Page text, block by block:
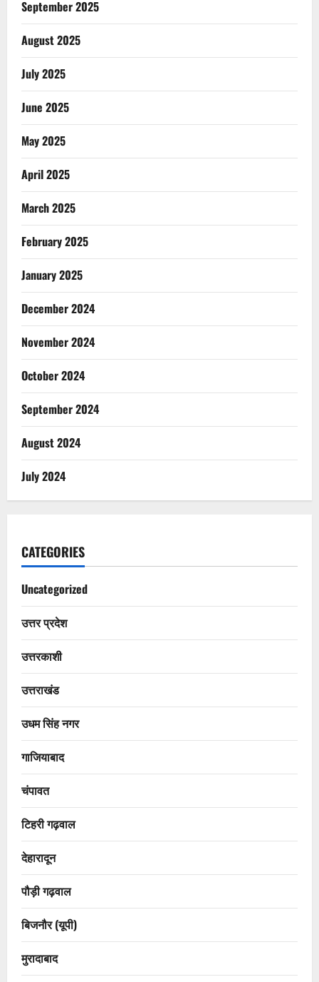
September 2025
August 2025
July 2025
June 2025
May 2025
April 2025
March 2025
February 2025
January 2025
December 2024
November 2024
October 2024
September 2024
August 2024
July 2024
CATEGORIES
Uncategorized
उत्तर प्रदेश
उत्तरकाशी
उत्तराखंड
उधम सिंह नगर
गाजियाबाद
चंपावत
टिहरी गढ़वाल
देहारादून
पौड़ी गढ़वाल
बिजनौर (यूपी)
मुरादाबाद